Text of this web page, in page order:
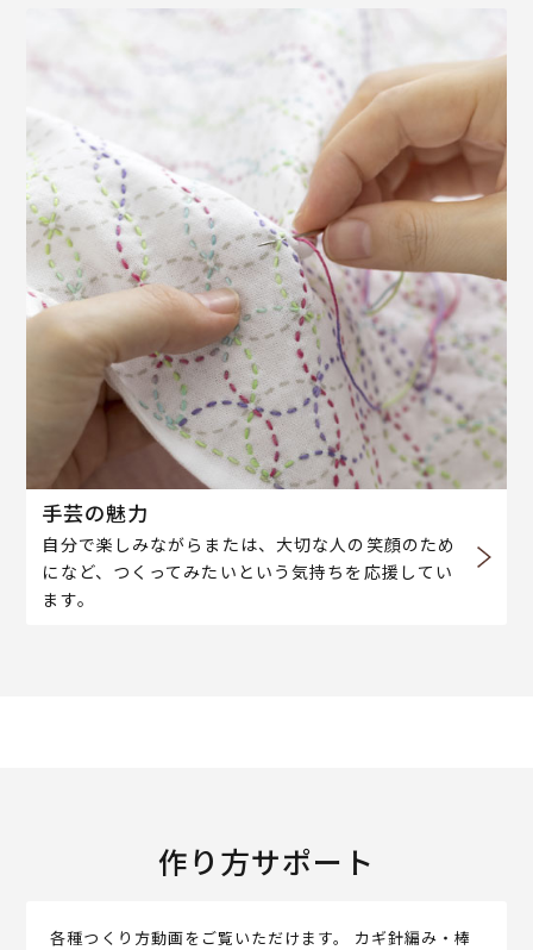
手芸の魅力
自分で楽しみながらまたは、大切な人の笑顔のため
になど、つくってみたいという気持ちを応援してい
ます。
作り方サポート
各種つくり方動画をご覧いただけます。 カギ針編み・棒